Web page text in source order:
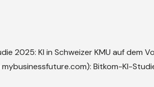
2025:KI in Schweizer KMU auf dem
Bitkom-KI-